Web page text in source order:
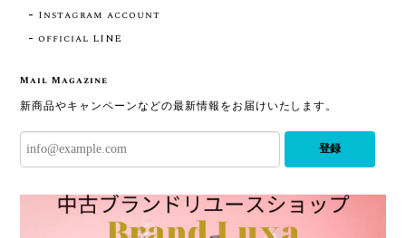
Instagram account
official LINE
Mail Magazine
新商品やキャンペーンなどの最新情報をお届けいたします。
登録